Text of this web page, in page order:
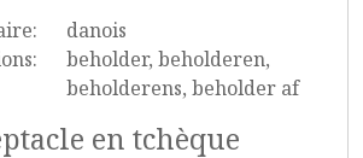
danois
beholder, beholderen,
beholderens, beholder af
en tchèque